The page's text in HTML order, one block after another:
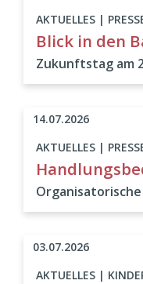
AKTUELLES |
Blick in den
Zukunftstag am
AKTUELLES |
14.07.2026
AKTUELLES |
03.07.2026